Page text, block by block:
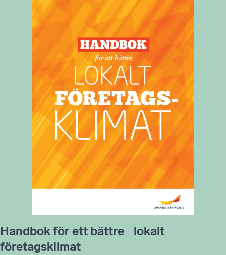
Handbok för ett bättre lokalt
företagsklimat